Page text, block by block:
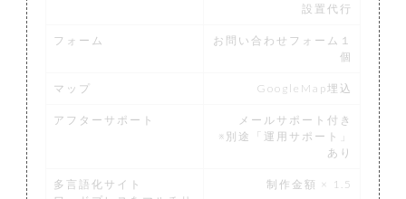
設置代行
フォーム
お問い合わせフォーム１
個
マップ GoogleMap埋込
アフターサポート
メールサポート付き
※別途「運用サポート」
あり
多言語化サイト
制作金額 × 1.5